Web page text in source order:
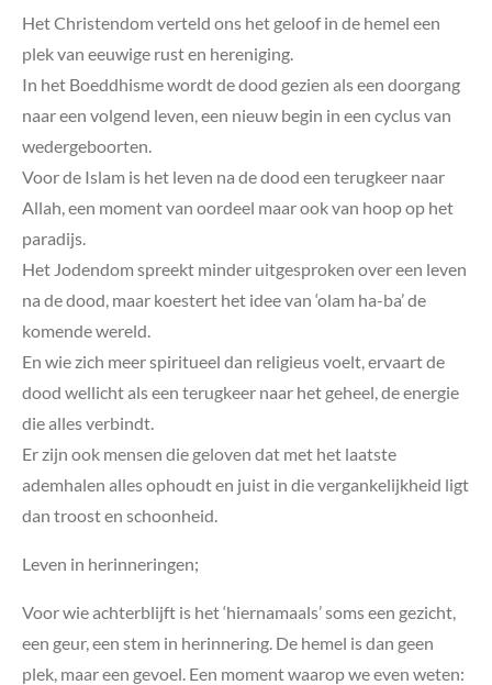
Het Christendom verteld ons het geloof in de hemel een
plek van eeuwige rust en hereniging.
In het Boeddhisme wordt de dood gezien als een doorgang
naar een volgend leven, een nieuw begin in een cyclus van
wedergeboorten.
Voor de Islam is het leven na de dood een terugkeer naar
Allah, een moment van oordeel maar ook van hoop op het
paradijs.
Het Jodendom spreekt minder uitgesproken over een leven
na de dood, maar koestert het idee van ‘olam ha-ba’ de
komende wereld.
En wie zich meer spiritueel dan religieus voelt, ervaart de
dood wellicht als een terugkeer naar het geheel, de energie
die alles verbindt.
Er zijn ook mensen die geloven dat met het laatste
ademhalen alles ophoudt en juist in die vergankelijkheid ligt
dan troost en schoonheid.
Leven in herinneringen;
Voor wie achterblijft is het ‘hiernamaals’ soms een gezicht,
een geur, een stem in herinnering. De hemel is dan geen
plek, maar een gevoel. Een moment waarop we even weten: